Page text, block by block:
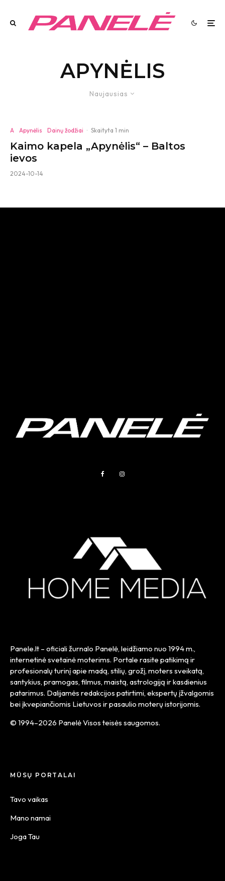
APYNĖLIS
Naujausias
A Apynėlis Dainų žodžiai · Skaityta 1 min
Kaimo kapela „Apynėlis“ – Baltos
ievos
2024-10-14
Panele.lt – oficiali žurnalo Panelė, leidžiamo nuo 1994 m.,
internetinė svetainė moterims. Portale rasite patikimą ir
profesionalų turinį apie madą, stilių, grožį, moters sveikatą,
santykius, pramogas, filmus, maistą, astrologiją ir kasdienius
patarimus. Dalijamės redakcijos patirtimi, ekspertų įžvalgomis
bei įkvepiančiomis Lietuvos ir pasaulio moterų istorijomis.
© 1994–2026 Panelė Visos teisės saugomos.
MŪSŲ PORTALAI
Tavo vaikas
Mano namai
Joga Tau